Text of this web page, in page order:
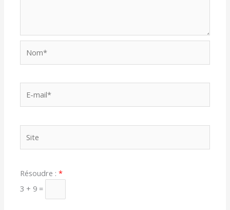
mail*
Résoudre :*
3 + 9 =